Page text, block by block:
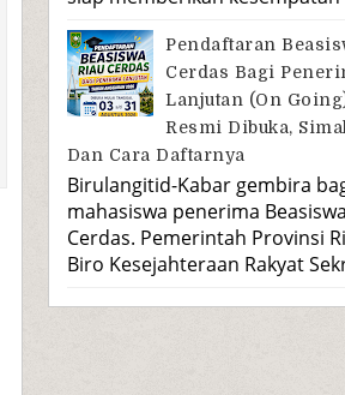
Pendaftaran
Cerdas Bagi
Lanjutan (On
Resmi Dibuka,
Dan Cara Daftarnya
Birulangitid-Kabar gembira
mahasiswa penerima
Cerdas. Pemerintah Provinsi
Biro Kesejahteraan Rakyat